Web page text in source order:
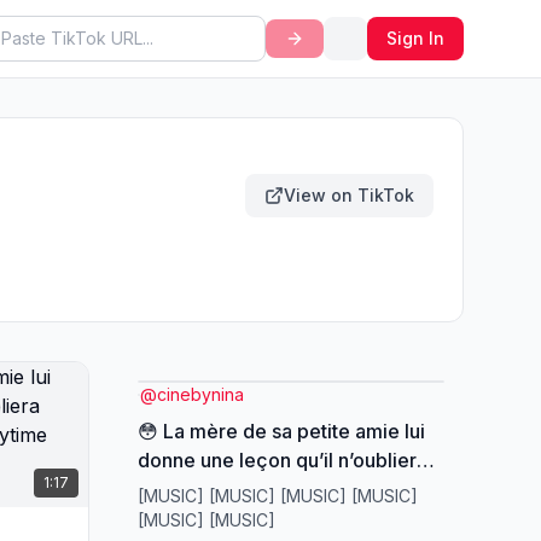
Sign In
View on TikTok
1:17
@cinebynina
😳 La mère de sa petite amie lui
donne une leçon qu’il n’oubliera
jamais #DramaTikTok #Storytime
#HistoireTikTok #Romance
[MUSIC] [MUSIC] [MUSIC] [MUSIC]
[MUSIC] [MUSIC]